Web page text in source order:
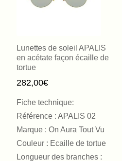
Lunettes de soleil APALIS
en acétate façon écaille de
tortue
282,00€
Fiche technique:
Référence : APALIS 02
Marque : On Aura Tout Vu
Couleur : Ecaille de tortue
Longueur des branches :